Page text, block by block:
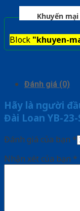
Khuyến mại
Block "khuyen-
Đánh giá (0)
Hãy là người
Đài Loan YB-23-
Đánh giá của bạn *
Nhận xét của bạn *